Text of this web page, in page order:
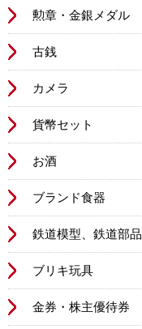
勲章・金銀メダル
古銭
カメラ
貨幣セット
お酒
ブランド食器
鉄道模型、鉄道部品
ブリキ玩具
金券・株主優待券